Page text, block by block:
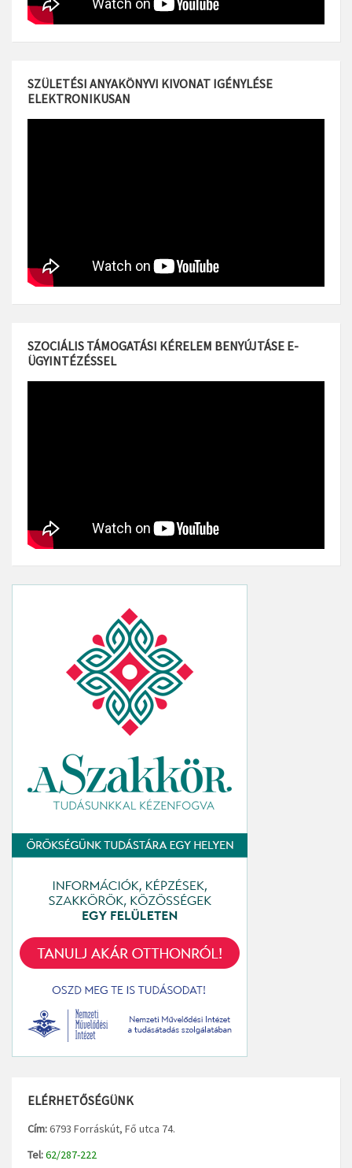
SZÜLETÉSI ANYAKÖNYVI KIVONAT IGÉNYLÉSE
ELEKTRONIKUSAN
SZOCIÁLIS TÁMOGATÁSI KÉRELEM BENYÚJTÁSE E-
ÜGYINTÉZÉSSEL
ELÉRHETŐSÉGÜNK
Cím:6793 Forráskút, Fő utca 74.
Tel:62/287-222